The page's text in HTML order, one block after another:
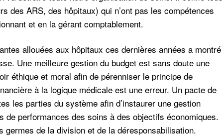
des ARS, des hôpitaux) qui n’ont pas les compétences
et en la gérant comptablement.
allouées aux hôpitaux ces dernières années a montré
Une meilleure gestion du budget est sans doute une
éthique et moral afin de pérenniser le principe de
à la logique médicale est une erreur. Un pacte de
les parties du système afin d’instaurer une gestion
performances des soins à des objectifs économiques.
de la division et de la déresponsabilisation.